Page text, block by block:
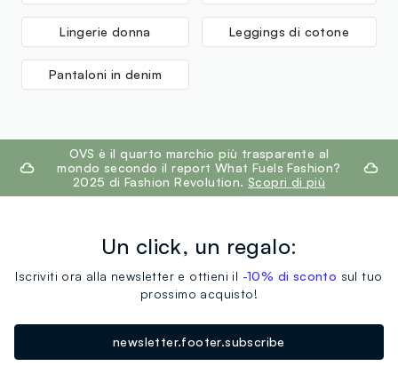
Lingerie donna Leggings di cotone
Pantaloni in denim
footer.ariatitleOVS è il quarto marchio più trasparente al
mondo secondo il report What Fuels Fashion?
2025 di Fashion Revolution. Scopri di più
Un click, un regalo:
Iscriviti ora alla newsletter e ottieni il -10% di sconto sul tuo
prossimo acquisto!
newsletter.footer.subscribe